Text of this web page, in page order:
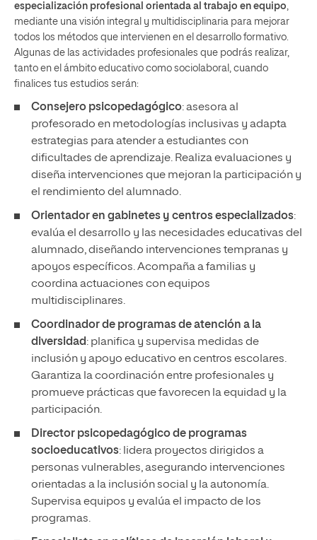
especialización profesional orientada al trabajo en equipo,
mediante una visión integral y multidisciplinaria para mejorar
todos los métodos que intervienen en el desarrollo formativo.
Algunas de las actividades profesionales que podrás realizar,
tanto en el ámbito educativo como sociolaboral, cuando
finalices tus estudios serán:
Consejero psicopedagógico: asesora al
profesorado en metodologías inclusivas y adapta
estrategias para atender a estudiantes con
dificultades de aprendizaje. Realiza evaluaciones y
diseña intervenciones que mejoran la participación y
el rendimiento del alumnado.
Orientador en gabinetes y centros especializados:
evalúa el desarrollo y las necesidades educativas del
alumnado, diseñando intervenciones tempranas y
apoyos específicos. Acompaña a familias y
coordina actuaciones con equipos
multidisciplinares.
Coordinador de programas de atención a la
diversidad: planifica y supervisa medidas de
inclusión y apoyo educativo en centros escolares.
Garantiza la coordinación entre profesionales y
promueve prácticas que favorecen la equidad y la
participación.
Director psicopedagógico de programas
socioeducativos: lidera proyectos dirigidos a
personas vulnerables, asegurando intervenciones
orientadas a la inclusión social y la autonomía.
Supervisa equipos y evalúa el impacto de los
programas.